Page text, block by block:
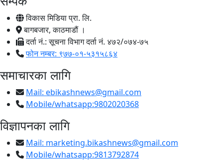
विकास मिडिया प्रा. लि.
बागबजार, काठमाडौं ।
दर्ता नं.: सूचना विभाग दर्ता नं. ४७२/०७४-७५
फोन नम्बर: ९७७-०१-५३१५८६४
समाचारका लागि
Mail: ebikashnews@gmail.com
Mobile/whatsapp:9802020368
विज्ञापनका लागि
Mail: marketing.bikashnews@gmail.com
Mobile/whatsapp:9813792874